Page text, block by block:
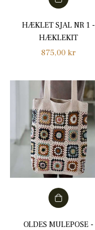
HÆKLET SJAL NR 1 -
HÆKLEKIT
Normalpris
875,00 kr
OLDES MULEPOSE -